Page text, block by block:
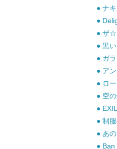
● ナ
●
● ザ☆
● 黒
● ガ
● ア
● ロ
● 空
●
● 制
● あ
● Ban